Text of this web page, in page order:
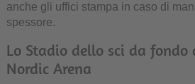
anche gli uffici stampa in caso di
spessore.
Lo Stadio dello sci da
Nordic Arena